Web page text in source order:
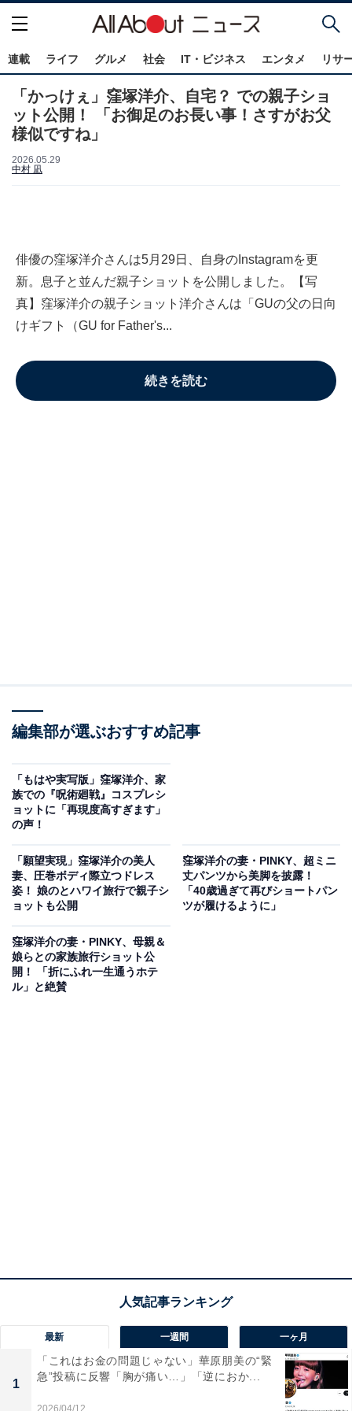
連載 ライフ グルメ 社会 IT・ビジネス エンタメ リサ
「かっけぇ」窪塚洋介、自宅？ での親子ショ
ット公開！ 「お御足のお長い事！さすがお父
様似ですね」
2026.05.29
中村 凪
俳優の窪塚洋介さんは5月29日、自身のInstagramを更
新。息子と並んだ親子ショットを公開しました。【写
真】窪塚洋介の親子ショット洋介さんは「GUの父の日向
けギフト（GU for Father's...
続きを読む
編集部が選ぶおすすめ記事
「もはや実写版」窪塚洋介、家
族での『呪術廻戦』コスプレシ
ョットに「再現度高すぎます」
の声！
「願望実現」窪塚洋介の美人
妻、圧巻ボディ際立つドレス
姿！ 娘のとハワイ旅行で親子シ
ョットも公開
窪塚洋介の妻・PINKY、超ミニ
丈パンツから美脚を披露！
「40歳過ぎて再びショートパン
ツが履けるように」
窪塚洋介の妻・PINKY、母親＆
娘らとの家族旅行ショット公
開！ 「折にふれ一生通うホテ
ル」と絶賛
最新 一週間 一ヶ月
1
「これはお金の問題じゃない」華原朋美の“緊
急”投稿に反響「胸が痛い…」「逆におか...